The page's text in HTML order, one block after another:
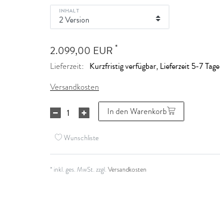
INHALT
2.099,00 EUR *
Lieferzeit: Kurzfristig verfügbar, Lieferzeit 5-7 Tage
Versandkosten
In den Warenkorb
Wunschliste
* inkl. ges. MwSt. zzgl.Versandkosten